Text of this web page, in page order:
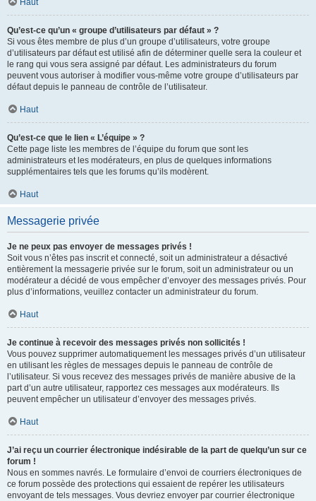
Haut
Qu’est-ce qu’un « groupe d’utilisateurs par défaut » ?
Si vous êtes membre de plus d’un groupe d’utilisateurs, votre groupe
d’utilisateurs par défaut est utilisé afin de déterminer quelle sera la couleur et
le rang qui vous sera assigné par défaut. Les administrateurs du forum
peuvent vous autoriser à modifier vous-même votre groupe d’utilisateurs par
défaut depuis le panneau de contrôle de l’utilisateur.
Haut
Qu’est-ce que le lien « L’équipe » ?
Cette page liste les membres de l’équipe du forum que sont les
administrateurs et les modérateurs, en plus de quelques informations
supplémentaires tels que les forums qu’ils modèrent.
Haut
Messagerie privée
Je ne peux pas envoyer de messages privés !
Soit vous n’êtes pas inscrit et connecté, soit un administrateur a désactivé
entièrement la messagerie privée sur le forum, soit un administrateur ou un
modérateur a décidé de vous empêcher d’envoyer des messages privés. Pour
plus d’informations, veuillez contacter un administrateur du forum.
Haut
Je continue à recevoir des messages privés non sollicités !
Vous pouvez supprimer automatiquement les messages privés d’un utilisateur
en utilisant les règles de messages depuis le panneau de contrôle de
l’utilisateur. Si vous recevez des messages privés de manière abusive de la
part d’un autre utilisateur, rapportez ces messages aux modérateurs. Ils
peuvent empêcher un utilisateur d’envoyer des messages privés.
Haut
J’ai reçu un courrier électronique indésirable de la part de quelqu’un sur ce
forum !
Nous en sommes navrés. Le formulaire d’envoi de courriers électroniques de
ce forum possède des protections qui essaient de repérer les utilisateurs
envoyant de tels messages. Vous devriez envoyer par courrier électronique